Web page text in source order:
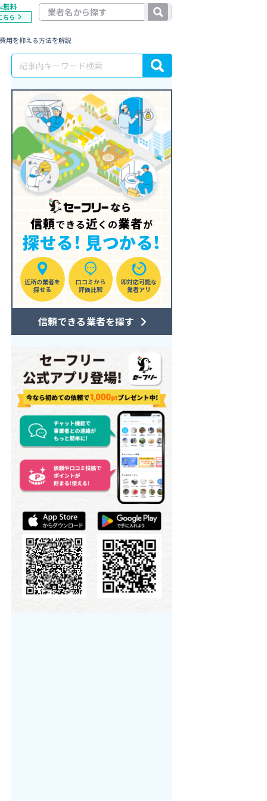
無料
ちら
用を抑える方法を解説
信頼できる近くの業者が
探せる! 見つかる!
近所の業者を
探せる
口コミから
評価比較
即対応可能な
業者アリ
信頼できる業者を探す